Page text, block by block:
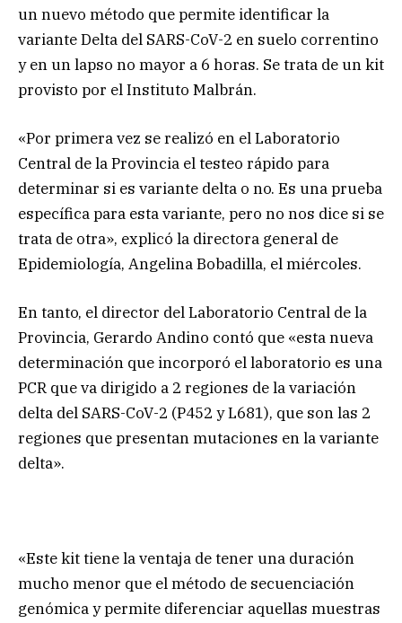
un nuevo método que permite identificar la
variante Delta del SARS-CoV-2 en suelo correntino
y en un lapso no mayor a 6 horas. Se trata de un kit
provisto por el Instituto Malbrán.
«Por primera vez se realizó en el Laboratorio
Central de la Provincia el testeo rápido para
determinar si es variante delta o no. Es una prueba
específica para esta variante, pero no nos dice si se
trata de otra», explicó la directora general de
Epidemiología, Angelina Bobadilla, el miércoles.
En tanto, el director del Laboratorio Central de la
Provincia, Gerardo Andino contó que «esta nueva
determinación que incorporó el laboratorio es una
PCR que va dirigido a 2 regiones de la variación
delta del SARS-CoV-2 (P452 y L681), que son las 2
regiones que presentan mutaciones en la variante
delta».
«Este kit tiene la ventaja de tener una duración
mucho menor que el método de secuenciación
genómica y permite diferenciar aquellas muestras